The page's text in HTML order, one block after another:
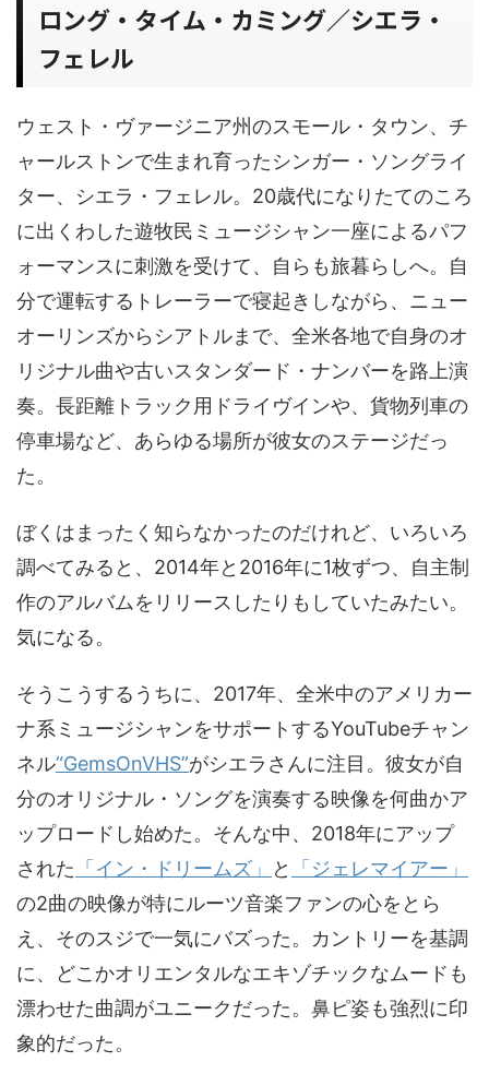
ロング・タイム・カミング／シエラ・
フェレル
ウェスト・ヴァージニア州のスモール・タウン、チ
ャールストンで生まれ育ったシンガー・ソングライ
ター、シエラ・フェレル。20歳代になりたてのころ
に出くわした遊牧民ミュージシャン一座によるパフ
ォーマンスに刺激を受けて、自らも旅暮らしへ。自
分で運転するトレーラーで寝起きしながら、ニュー
オーリンズからシアトルまで、全米各地で自身のオ
リジナル曲や古いスタンダード・ナンバーを路上演
奏。長距離トラック用ドライヴインや、貨物列車の
停車場など、あらゆる場所が彼女のステージだっ
た。
ぼくはまったく知らなかったのだけれど、いろいろ
調べてみると、2014年と2016年に1枚ずつ、自主制
作のアルバムをリリースしたりもしていたみたい。
気になる。
そうこうするうちに、2017年、全米中のアメリカー
ナ系ミュージシャンをサポートするYouTubeチャン
ネル“GemsOnVHS”がシエラさんに注目。彼女が自
分のオリジナル・ソングを演奏する映像を何曲かア
ップロードし始めた。そんな中、2018年にアップ
された 「イン・ドリームズ」 と
「ジェレマイアー」
の2曲の映像が特にルーツ音楽ファンの心をとら
え、そのスジで一気にバズった。カントリーを基調
に、どこかオリエンタルなエキゾチックなムードも
漂わせた曲調がユニークだった。鼻ピ姿も強烈に印
象的だった。